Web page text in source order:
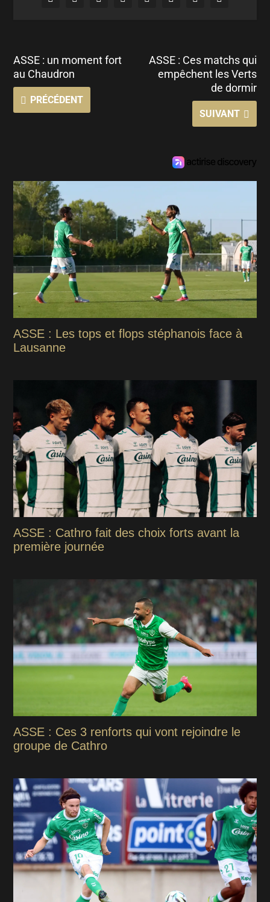
ASSE : un moment fort
au Chaudron
PRÉCÉDENT
ASSE : Ces matchs qui
empêchent les Verts
de dormir
SUIVANT
ASSE : Les tops et flops stéphanois face à
Lausanne
ASSE : Cathro fait des choix forts avant la
première journée
ASSE : Ces 3 renforts qui vont rejoindre le
groupe de Cathro